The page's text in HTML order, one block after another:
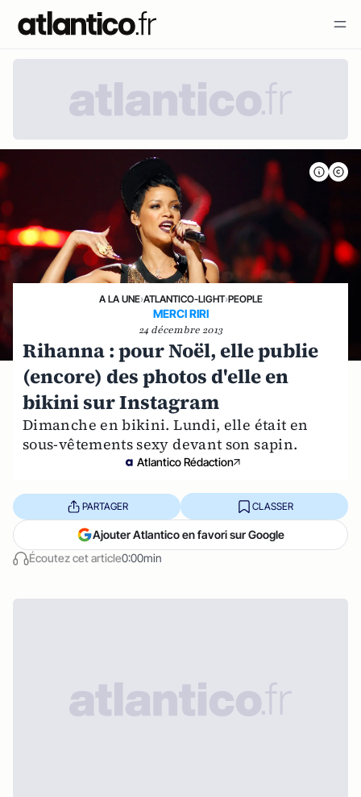
A LA UNE›ATLANTICO-LIGHT›PEOPLE
MERCI RIRI
24 décembre 2013
Rihanna : pour Noël, elle publie
(encore) des photos d'elle en
bikini sur Instagram
Dimanche en bikini. Lundi, elle était en
sous-vêtements sexy devant son sapin.
Atlantico Rédaction
Écoutez cet article0:00min
PARTAGER CLASSER
Ajouter Atlantico en favori sur Google